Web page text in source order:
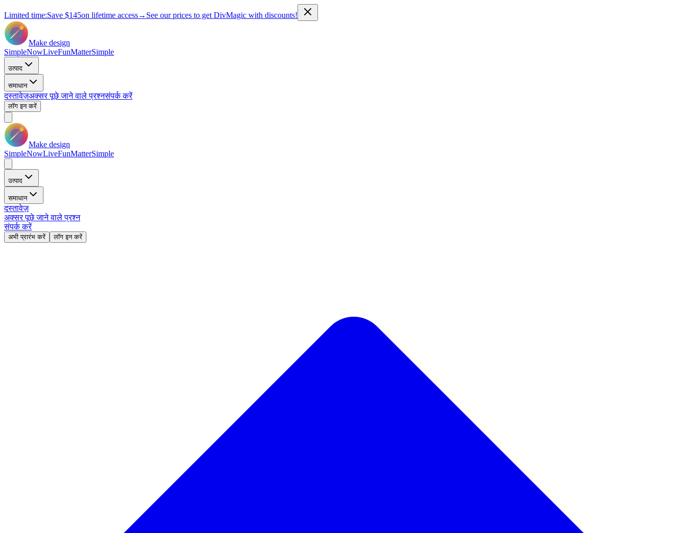
Limited time:Save $145on lifetime access→ See our prices to get DivMagic with discounts!
Make design
SimpleNowLiveFunMatterSimple
उत्पाद
समाधान
दस्तावेज़अक्सर पूछे जाने वाले प्रश्नसंपर्क करें
लॉग इन करें
Make design
SimpleNowLiveFunMatterSimple
उत्पाद
समाधान
दस्तावेज़
अक्सर पूछे जाने वाले प्रश्न
संपर्क करें
अभी प्रारंभ करें लॉग इन करें